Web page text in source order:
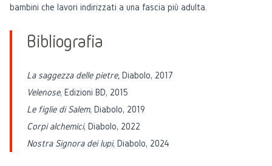
bambini che lavori indirizzati a una fascia più adulta.
Bibliografia
La saggezza delle pietre, Diabolo, 2017
Velenose, Edizioni BD, 2015
Le figlie di Salem, Diabolo, 2019
Corpi alchemici, Diabolo, 2022
Nostra Signora dei lupi, Diabolo, 2024